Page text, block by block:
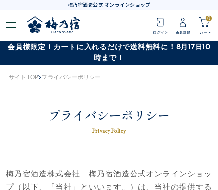
梅乃宿酒造公式 オンラインショップ
0
会員様限定！カートに入れるだけで送料無料に！8月17日10
時まで！
サイトTOP プライバシーポリシー
プライバシーポリシー
Privacy Policy
梅乃宿酒造株式会社 梅乃宿酒造公式オンラインショッ
プ（以下、「当社」といいます。）は、当社の提供する